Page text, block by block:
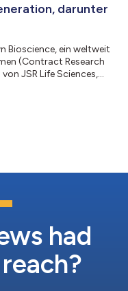
darunter
Bioscience, ein weltweit
(Contract Research
JSR Life Sciences,
Antikörper-
had